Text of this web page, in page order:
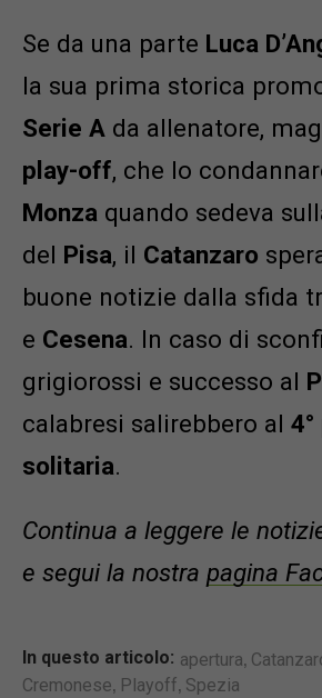
Se da una parte Luca
la sua prima storica
Serie A da allenatore,
play-off, che lo
Monza quando sedeva
del Pisa, il Catanzaro
buone notizie dalla sfida
e Cesena. In caso di
grigiorossi e successo al
calabresi salirebbero al
solitaria.
Continua a leggere le
e segui la nostra pagina
In questo articolo: apertura,
Cremonese, Playoff, Spezia